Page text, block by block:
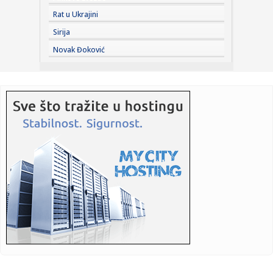
10:34:Дунавски парк је омиљено место за ...
10:34:Italija mu je suđena: Reprezentativac Srbije ima novi klub na
10:34: Misteriozni snimak Hamneja zapalio mreže: Pojavio se
nakon tvrdn...
10:33:
10:33:Izrael prećutno odobrio obnovu Gaze: Radovi počeli
uprkos uslov...
10:31:Mlečni put možda sadrži čak 170 miliona crnih rupa
10:31:U Srbiji požari na pet lokacija, najizazovnije u Deliblatskoj
pe...
Rat u Ukrajini
Sirija
Novak Đoković